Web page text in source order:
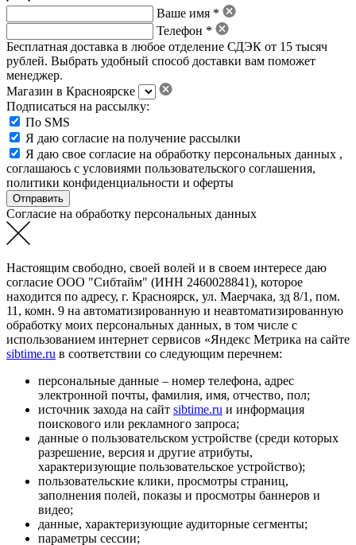
Ваше имя *
Телефон *
Бесплатная доставка в любое отделение СДЭК от 15 тысяч
рублей. Выбрать удобный способ доставки вам поможет
менеджер.
Магазин в Красноярске
Подписаться на рассылку:
По SMS
Я даю согласие на получение рассылки
Я даю свое согласие на обработку персональных данных ,
соглашаюсь с условиями пользовательского соглашения,
политики конфиденциальности и оферты
Согласие на обработку персональных данных
Настоящим свободно, своей волей и в своем интересе даю
согласие ООО "Сибтайм" (ИНН 2460028841), которое
находится по адресу, г. Красноярск, ул. Маерчака, зд 8/1, пом.
11, комн. 9 на автоматизированную и неавтоматизированную
обработку моих персональных данных, в том числе с
использованием интернет сервисов «Яндекс Метрика на сайте
sibtime.ru в соответствии со следующим перечнем:
персональные данные – номер телефона, адрес
электронной почты, фамилия, имя, отчество, пол;
источник захода на сайт sibtime.ru и информация
поискового или рекламного запроса;
данные о пользовательском устройстве (среди которых
разрешение, версия и другие атрибуты,
характеризующие пользовательское устройство);
пользовательские клики, просмотры страниц,
заполнения полей, показы и просмотры баннеров и
видео;
данные, характеризующие аудиторные сегменты;
параметры сессии;